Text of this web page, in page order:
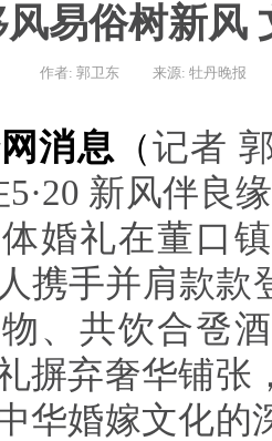
易俗树新风
作者: 郭卫东 来源: 牡丹晚报
消息 （记者
5·20 新风伴
婚礼在董口
携手并肩款
、共饮合卺
摒弃奢华铺张
华婚嫁文化的